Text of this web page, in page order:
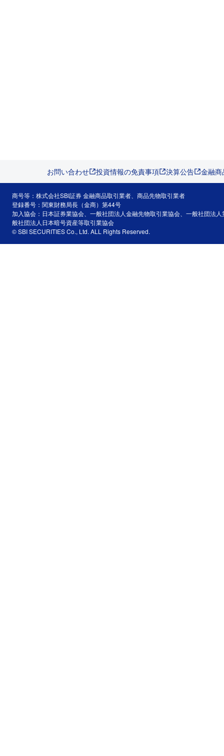
お問い合わせ 投資情報の免責事項 決算公告 金融
商号等：株式会社SBI証券 金融商品取引業者、商品先物取引業者
登録番号：関東財務局長（金商）第44号
加入協会：日本証券業協会、一般社団法人金融先物取引業協会、一般社団法
般社団法人日本暗号資産等取引業協会
© SBI SECURITIES Co., Ltd. ALL Rights Reserved.